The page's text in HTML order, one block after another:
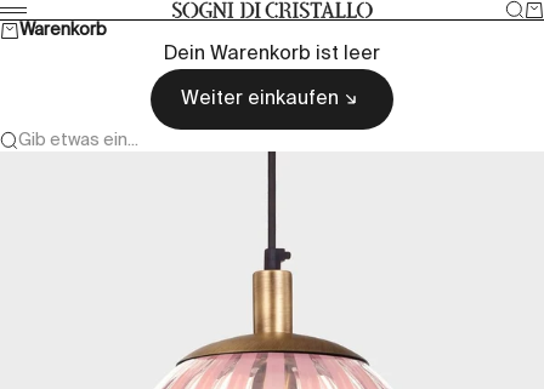
Zum Inhalt springenSogni di cristallo
Menü
Warenkorb
Dein Warenkorb ist leer
Weiter einkaufen
Gib etwas ein...